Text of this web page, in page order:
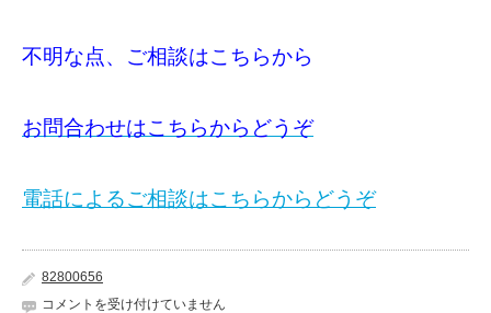
不明な点、ご相談はこちらから
お問合わせはこちらからどうぞ
電話によるご相談はこちらからどうぞ
82800656
「盛
コメントを受け付けていません